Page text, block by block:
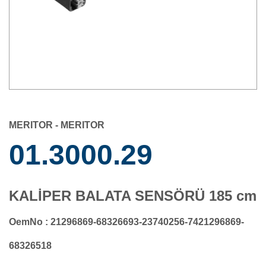
MERITOR - MERITOR
01.3000.29
KALİPER BALATA SENSÖRÜ 185 cm
OemNo : 21296869-68326693-23740256-7421296869-
68326518